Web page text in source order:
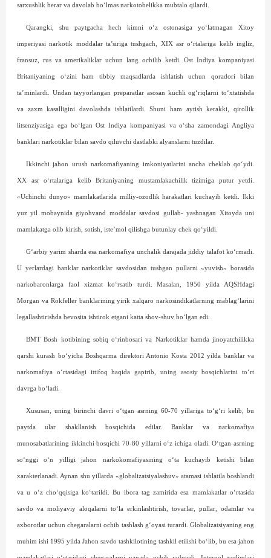
sarxushlik berar va davolab bo‘lmas narkotobelikka mubtalo qilardi.
Qarangki, shu paytgacha hech kimni o‘z ostonasiga yo‘latmagan Xitoy
imperiyasi narkotik moddalar ta’siriga tushgach, XIX asr o‘rtalariga kelib ingliz,
fransuz, rus va amerikaliklar uchun lang ochilib ketdi. Ost Indiya kompaniyasi
Britaniyaning o‘zini ham tibbiy maqsadlarda ishlatish uchun qoradori bilan
ta’minlardi. Undan tayyorlangan preparatlar asosan kuchli og‘riqlarni to‘xtatishda
va zaxm kasalligini davolashda ishlatilardi. Shuni ham aytish kerakki, qirollik
litsenziyasiga ega bo‘lgan Ost Indiya kompaniyasi va o‘sha zamondagi Angliya
banklari narkotiklar bilan savdo qiluvchi dastlabki alyanslarni tuzdilar.
Ikkinchi jahon urush narkomafiyaning imkoniyatlarini ancha cheklab qo‘ydi.
XX asr o‘rtalariga kelib Britaniyaning mustamlakachilik tizimiga putur yetdi.
«Uchinchi dunyo» mamlakatlarida milliy-ozodlik harakatlari kuchayib ketdi. Ikki
yuz yil mobaynida giyohvand moddalar savdosi gullab- yashnagan Xitoyda uni
mamlakatga olib kirish, sotish, iste’mol qilishga butunlay chek qo‘yildi.
G‘arbiy yarim sharda esa narkomafiya unchalik darajada jiddiy talafot ko‘rmadi.
U yerlardagi banklar narkotiklar savdosidan tushgan pullarni «yuvish» borasida
narkobaronlarga faol xizmat ko‘rsatib turdi. Masalan, 1950 yilda AQSHdagi
Morgan va Rokfeller banklarining yirik xalqaro narkosindikatlarning mablag‘larini
legallashtirishda bevosita ishtirok etgani katta shov-shuv bo‘lgan edi.
BMT Bosh kotibining sobiq o‘rinbosari va Narkotiklar hamda jinoyatchilikka
qarshi kurash bo‘yicha Boshqarma direktori Antonio Kosta 2012 yilda banklar va
narkomafiya o‘rtasidagi ittifoq haqida gapirib, uning asosiy bosqichlarini to‘rt
davrga bo‘ladi.
Xususan, uning birinchi davri o‘tgan asrning 60-70 yillariga to‘g‘ri kelib, bu
paytda ular shakllanish bosqichida edilar. Banklar va narkomafiya
munosabatlarining ikkinchi bosqichi 70-80 yillarni o‘z ichiga oladi. O‘tgan asrning
so‘nggi o‘n yilligi jahon narkokomafiyasining o‘ta kuchayib ketishi bilan
xarakterlanadi. Aynan shu yillarda «globalizatsiyalashuv» atamasi ishlatila boshlandi
va u o‘z cho‘qqisiga ko‘tarildi. Bu ibora tag zamirida esa mamlakatlar o‘rtasida
savdo va moliyaviy aloqalarni to‘la erkinlashtirish, tovarlar, pullar, odamlar va
axborotlar uchun chegaralarni ochib tashlash g‘oyasi turardi. Globalizatsiyaning eng
muhim ishi 1995 yilda Jahon savdo tashkilotining tashkil etilishi bo‘lib, bu esa jahon